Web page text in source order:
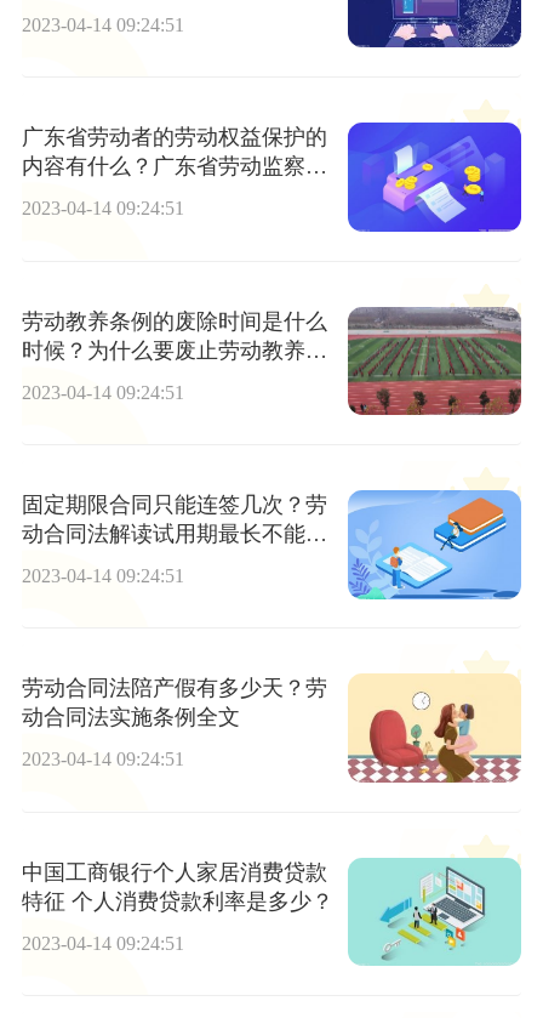
2023-04-14 09:24:51
广东省劳动者的劳动权益保护的
内容有什么？广东省劳动监察条
例
2023-04-14 09:24:51
劳动教养条例的废除时间是什么
时候？为什么要废止劳动教养制
2023-04-14 09:24:51
固定期限合同只能连签几次？劳
动合同法解读试用期最长不能超
2023-04-14 09:24:51
劳动合同法陪产假有多少天？劳
动合同法实施条例全文
2023-04-14 09:24:51
中国工商银行个人家居消费贷款
特征 个人消费贷款利率是多少？
2023-04-14 09:24:51